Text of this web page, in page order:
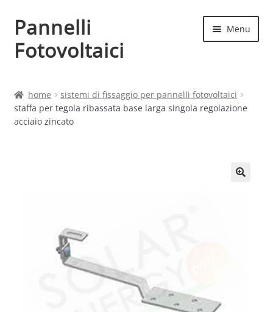
Vai
alla
navigazione
Vai
al
contenuto
Pannelli
Fotovoltaici
Menu
Cart
My account
home
sistemi di fissaggio per pannelli fotovoltaici
staffa per tegola ribassata base larga singola regolazione
acciaio zincato